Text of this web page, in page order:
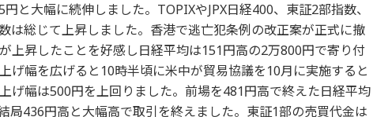
と大幅に続伸しました。TOPIXやJPX日経400、東証2部指数、
は総じて上昇しました。香港で逃亡犯条例の改正案が正式に撤
上昇したことを好感し日経平均は151円高の2万800円で寄り付
げ幅を広げると10時半頃に米中が貿易協議を10月に実施すると
げ幅は500円を上回りました。前場を481円高で終えた日経平均
局436円高と大幅高で取引を終えました。東証1部の売買代金は